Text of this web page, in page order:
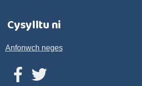
Cysylltu ni
Anfonwch neges